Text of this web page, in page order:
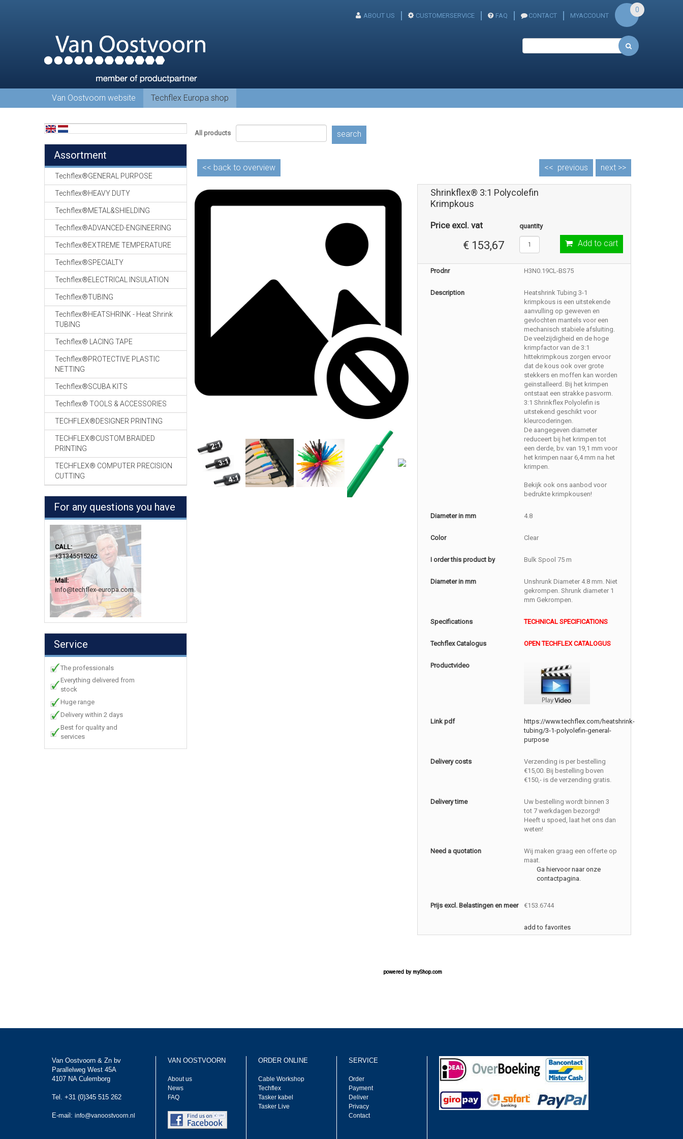
ABOUT US CUSTOMERSERVICE FAQ CONTACT MYACCOUNT
0
Van Oostvoorn website Techflex Europa shop
Assortment
Techflex®GENERAL PURPOSE
Techflex®HEAVY DUTY
Techflex®METAL&SHIELDING
Techflex®ADVANCED-ENGINEERING
Techflex®EXTREME TEMPERATURE
Techflex®SPECIALTY
Techflex®ELECTRICAL INSULATION
Techflex®TUBING
Techflex®HEATSHRINK - Heat Shrink
TUBING
Techflex® LACING TAPE
Techflex®PROTECTIVE PLASTIC
NETTING
Techflex®SCUBA KITS
Techflex® TOOLS & ACCESSORIES
TECHFLEX®DESIGNER PRINTING
TECHFLEX®CUSTOM BRAIDED
PRINTING
TECHFLEX® COMPUTER PRECISION
CUTTING
For any questions you have
CALL:
+31345515262
Mail:
info@techflex-europa.com
Service
The professionals
Everything delivered from
stock
Huge range
Delivery within 2 days
Best for quality and
services
All products search
<< back to overview next >>
<< previous
Shrinkflex® 3:1 Polycolefin
Krimpkous
Price excl. vat
€ 153,67
quantity
Add to cart
Prodnr H3N0.19CL-BS75
Description
Heatshrink Tubing 3-1
krimpkous is een uitstekende
aanvulling op geweven en
gevlochten mantels voor een
mechanisch stabiele afsluiting.
De veelzijdigheid en de hoge
krimpfactor van de 3:1
hittekrimpkous zorgen ervoor
dat de kous ook over grote
stekkers en moffen kan worden
geïnstalleerd. Bij het krimpen
ontstaat een strakke pasvorm.
3:1 Shrinkflex Polyolefin is
uitstekend geschikt voor
kleurcoderingen.
De aangegeven diameter
reduceert bij het krimpen tot
een derde, bv. van 19,1 mm voor
het krimpen naar 6,4 mm na het
krimpen.
Bekijk ook ons aanbod voor
bedrukte krimpkousen!
Diameter in mm 4.8
Color Clear
I order this product by Bulk Spool 75 m
Diameter in mm
Unshrunk Diameter 4.8 mm. Niet
gekrompen. Shrunk diameter 1
mm Gekrompen.
Specifications TECHNICAL SPECIFICATIONS
Techflex Catalogus OPEN TECHFLEX CATALOGUS
Productvideo
Link pdf
https://www.techflex.com/heatshrink-
tubing/3-1-polyolefin-general-
purpose
Delivery costs
Verzending is per bestelling
€15,00. Bij bestelling boven
€150,- is de verzending gratis.
Delivery time
Uw bestelling wordt binnen 3
tot 7 werkdagen bezorgd!
Heeft u spoed, laat het ons dan
weten!
Need a quotation
Wij maken graag een offerte op
maat.
Ga hiervoor naar onze
contactpagina.
Prijs excl. Belastingen en meer €153.6744
add to favorites
powered by myShop.com
Van Oostvoorn & Zn bv
Parallelweg West 45A
4107 NA Culemborg
Tel. +31 (0)345 515 262
E-mail: info@vanoostvoorn.nl
VAN OOSTVOORN
About us
News
FAQ
ORDER ONLINE
Cable Workshop
Techflex
Tasker kabel
Tasker Live
SERVICE
Order
Payment
Deliver
Privacy
Contact